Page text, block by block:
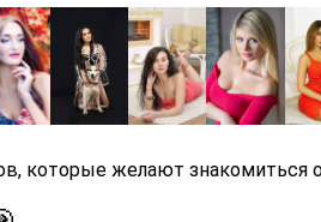
которые желают знакомиться